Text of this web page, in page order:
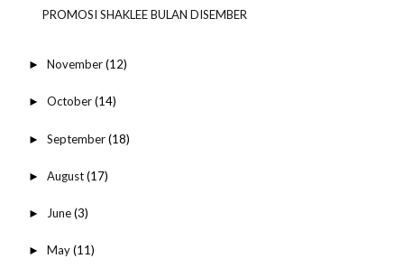
PROMOSI SHAKLEE BULAN DISEMBER
► November(12)
► October(14)
► September(18)
► August(17)
► June(3)
► May(11)